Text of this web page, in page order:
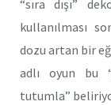
“sıra dışı”
kullanılması
dozu artan bir
adlı oyun bu
tutumla”